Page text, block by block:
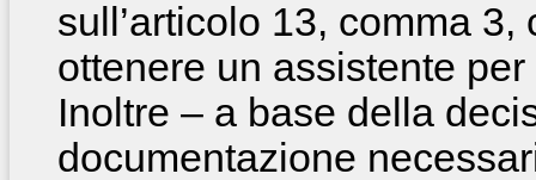
sull’articolo 13, comma
ottenere un assistente
Inoltre – a base della
documentazione